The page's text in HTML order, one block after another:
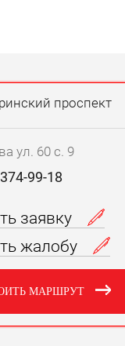
проспект
ул. 60 с. 9
99-18
заявку
жалобу
МАРШРУТ